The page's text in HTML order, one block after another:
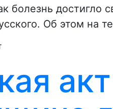
болезнь
Об этом на